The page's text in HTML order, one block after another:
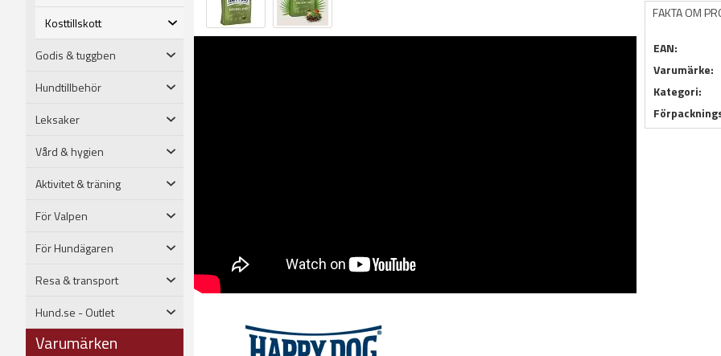
Kosttillskott
Godis & tuggben
Hundtillbehör
Leksaker
Vård & hygien
Aktivitet & träning
För Valpen
För Hundägaren
Resa & transport
Hund.se - Outlet
Varumärken
FAKTA OM
EAN:
Varumärke:
Kategori: